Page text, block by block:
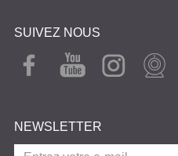
SUIVEZ NOUS
FAC
EBO
YOU
TUB
INST
AGR
WEB
CAM
NEWSLETTER